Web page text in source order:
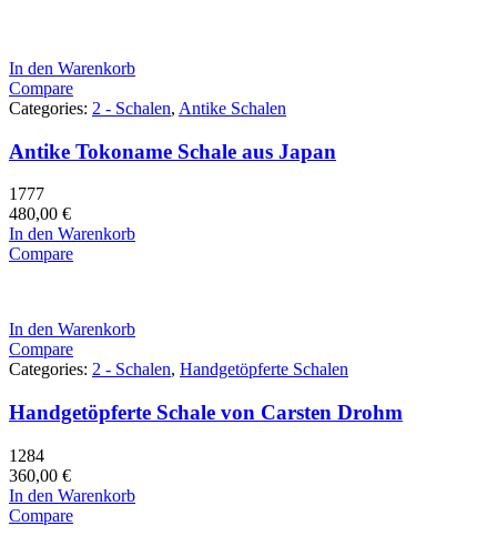
In den Warenkorb
Compare
Categories: 2 - Schalen, Antike Schalen
Antike Tokoname Schale aus Japan
1777
480,00 €
In den Warenkorb
Compare
In den Warenkorb
Compare
Categories: 2 - Schalen, Handgetöpferte Schalen
Handgetöpferte Schale von Carsten Drohm
1284
360,00 €
In den Warenkorb
Compare